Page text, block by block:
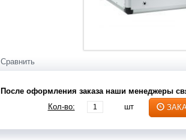
Сравнить
После оформления заказа наши менеджеры
Кол-во:
шт